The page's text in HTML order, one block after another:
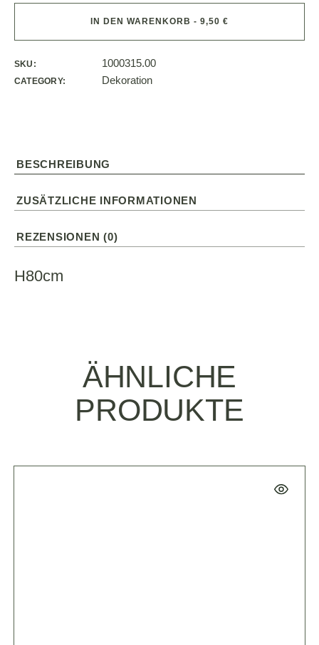
IN DEN WARENKORB - 9,50 €
SKU: 1000315.00
CATEGORY: Dekoration
BESCHREIBUNG
ZUSÄTZLICHE INFORMATIONEN
REZENSIONEN (0)
H80cm
ÄHNLICHE
PRODUKTE